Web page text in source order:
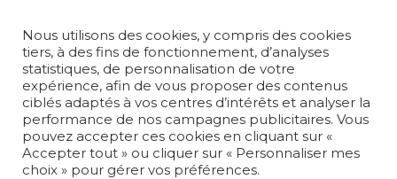
SUR-MESURE
MAGAZINE
LA MAISON
OÙ NOUS TROUVER ?
Nous utilisons des cookies, y compris des cookies
tiers, à des fins de fonctionnement, d’analyses
statistiques, de personnalisation de votre
expérience, afin de vous proposer des contenus
ciblés adaptés à vos centres d’intérêts et analyser la
performance de nos campagnes publicitaires. Vous
pouvez accepter ces cookies en cliquant sur «
Accepter tout » ou cliquer sur « Personnaliser mes
choix » pour gérer vos préférences.